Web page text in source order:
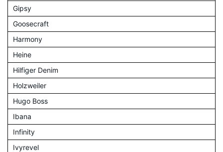
Gipsy
Goosecraft
Harmony
Heine
Hilfiger Denim
Holzweiler
Hugo Boss
Ibana
Infinity
Ivyrevel